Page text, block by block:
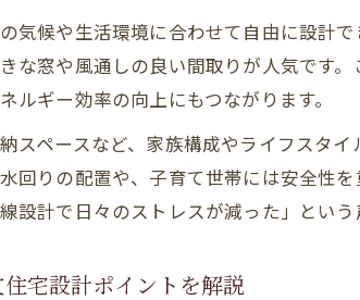
暮ら
ライフス
ライ
家
気候や生活環境に合わせて自由に設計
な窓や風通しの良い間取りが人気です
ルギー効率の向上にもつながります。
スペースなど、家族構成やライフスタ
回りの配置や、子育て世帯には安全性
設計で日々のストレスが減った」という
宅設計ポイントを解説